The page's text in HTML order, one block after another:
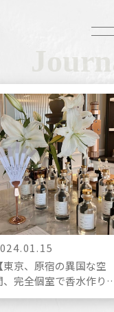
【東京、原宿の異国な空
、完全個室で香水作り
験】